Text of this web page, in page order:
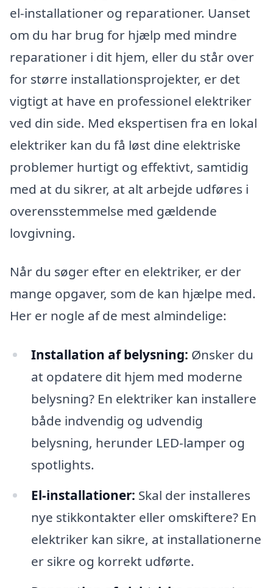
el-installationer og reparationer. Uanset
om du har brug for hjælp med mindre
reparationer i dit hjem, eller du står over
for større installationsprojekter, er det
vigtigt at have en professionel elektriker
ved din side. Med ekspertisen fra en lokal
elektriker kan du få løst dine elektriske
problemer hurtigt og effektivt, samtidig
med at du sikrer, at alt arbejde udføres i
overensstemmelse med gældende
lovgivning.
Når du søger efter en elektriker, er der
mange opgaver, som de kan hjælpe med.
Her er nogle af de mest almindelige:
Installation af belysning: Ønsker du
at opdatere dit hjem med moderne
belysning? En elektriker kan installere
både indvendig og udvendig
belysning, herunder LED-lamper og
spotlights.
El-installationer: Skal der installeres
nye stikkontakter eller omskiftere? En
elektriker kan sikre, at installationerne
er sikre og korrekt udførte.